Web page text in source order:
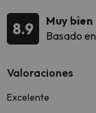
8.9
Muy bien
Basado en